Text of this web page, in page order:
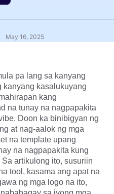
May 16, 2025
pa lang sa kanyang
kanyang kasalukuyang
kang
na tunay na nagpapakita
Doon ka binibigyan ng
at nag-aalok ng mga
na template upang
na nagpapakita kung
artikulong ito, susuriin
tool, kasama ang apat na
ng mga logo na ito,